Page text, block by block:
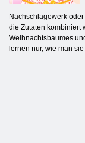
Nachschlagewerk
die Zutaten kombiniert
Weihnachtsbaumes
lernen nur, wie man